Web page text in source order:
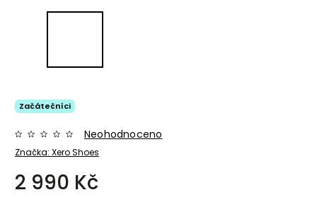
Začátečníci
Značka: Xero Shoes
Neohodnoceno
2 990 Kč